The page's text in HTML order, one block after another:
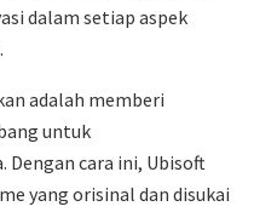
dalam setiap aspek
adalah memberi
untuk
Dengan cara ini, Ubisoft
yang orisinal dan disukai